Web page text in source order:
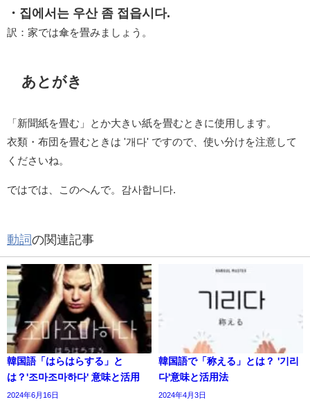
・집에서는 우산 좀 접읍시다.
訳：家では傘を畳みましょう。
あとがき
「新聞紙を畳む」とか大きい紙を畳むときに使用します。
衣類・布団を畳むときは '개다' ですので、使い分けを注意して
くださいね。
ではでは、このへんで。감사합니다.
動詞の関連記事
韓国語「はらはらする」と
は？'조마조마하다' 意味と活用
2024年6月16日
韓国語で「称える」とは？ '기리
다'意味と活用法
2024年4月3日